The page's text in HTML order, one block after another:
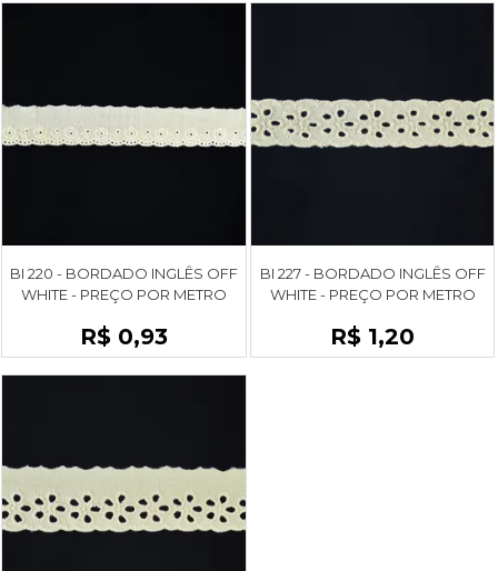
BI 220 - BORDADO INGLÊS OFF
WHITE - PREÇO POR METRO
R$ 0,93
BI 227 - BORDADO INGLÊS OFF
WHITE - PREÇO POR METRO
R$ 1,20